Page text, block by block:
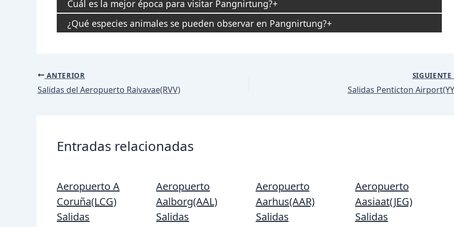
Cuál es la mejor época para visitar Pangnirtung?
¿Qué especies animales se pueden observar en Pangnirtung?
Navegación
de
ANTERIOR
Salidas del Aeropuerto Raivavae(RVV)
SIGUIENTE
Salidas Penticton
Entradas relacionadas
Aeropuerto A
Coruña(LCG)
Salidas
Aeropuerto
Aalborg(AAL)
Salidas
Aeropuerto
Aarhus(AAR)
Salidas
Aeropuerto
Aasiaat(JEG)
Salidas